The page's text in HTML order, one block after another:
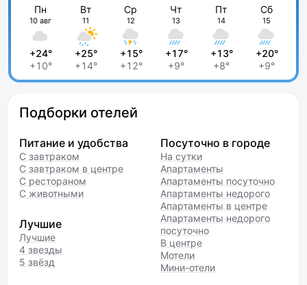
Пн
10 авг
+24°
+10°
Вт
11
+25°
+14°
Ср
12
+15°
+12°
Чт
13
+17°
+9°
Пт
14
+13°
+8°
Сб
15
+20°
+9°
Подборки отелей
Питание и удобства
С завтраком
С завтраком в центре
С рестораном
С животными
Лучшие
Лучшие
4 звезды
5 звёзд
Посуточно в городе
На сутки
Апартаменты
Апартаменты посуточно
Апартаменты недорого
Апартаменты в центре
Апартаменты недорого
посуточно
В центре
Мотели
Мини-отели